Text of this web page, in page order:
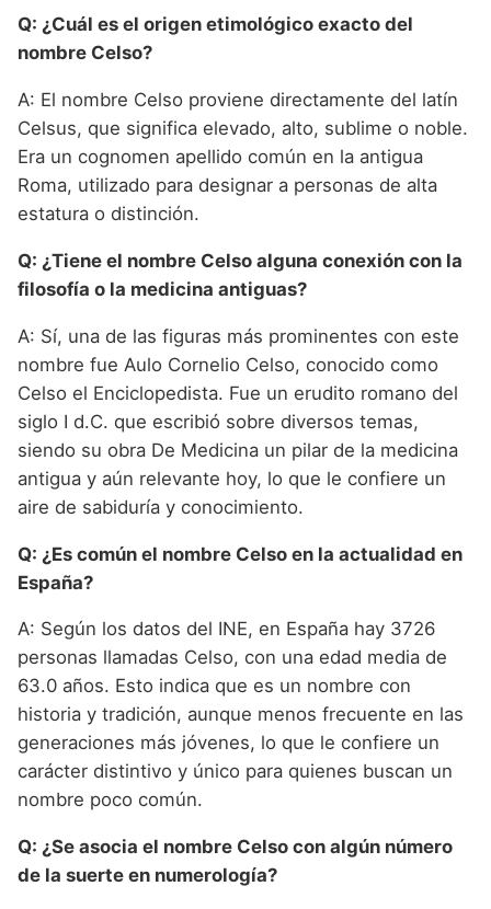
Q: ¿Cuál es el origen etimológico exacto del
nombre Celso?
A: El nombre Celso proviene directamente del latín
Celsus, que significa elevado, alto, sublime o noble.
Era un cognomen apellido común en la antigua
Roma, utilizado para designar a personas de alta
estatura o distinción.
Q: ¿Tiene el nombre Celso alguna conexión con la
filosofía o la medicina antiguas?
A: Sí, una de las figuras más prominentes con este
nombre fue Aulo Cornelio Celso, conocido como
Celso el Enciclopedista. Fue un erudito romano del
siglo I d.C. que escribió sobre diversos temas,
siendo su obra De Medicina un pilar de la medicina
antigua y aún relevante hoy, lo que le confiere un
aire de sabiduría y conocimiento.
Q: ¿Es común el nombre Celso en la actualidad en
España?
A: Según los datos del INE, en España hay 3726
personas llamadas Celso, con una edad media de
63.0 años. Esto indica que es un nombre con
historia y tradición, aunque menos frecuente en las
generaciones más jóvenes, lo que le confiere un
carácter distintivo y único para quienes buscan un
nombre poco común.
Q: ¿Se asocia el nombre Celso con algún número
de la suerte en numerología?